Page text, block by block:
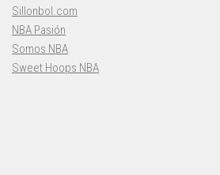
Sillonbol.com
NBA Pasión
Somos NBA
Sweet Hoops NBA